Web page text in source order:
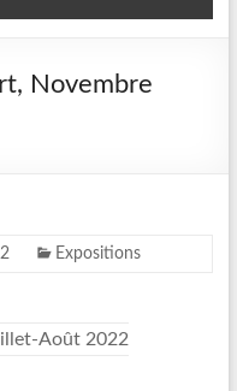
Novembre
Expositions
Août 2022